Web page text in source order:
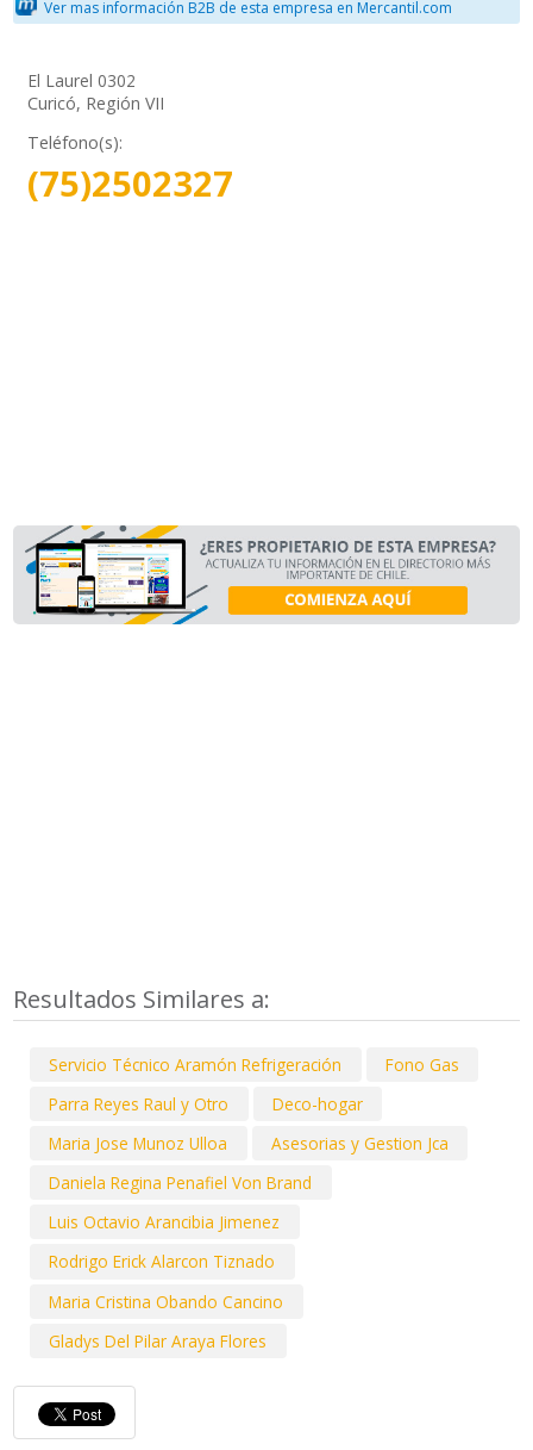
Ver mas información B2B de esta empresa en Mercantil.com
El Laurel 0302
Curicó, Región VII
Teléfono(s):
(75)2502327
Resultados Similares a:
Servicio Técnico Aramón Refrigeración
Fono Gas
Parra Reyes Raul y Otro
Deco-hogar
Maria Jose Munoz Ulloa
Asesorias y Gestion Jca
Daniela Regina Penafiel Von Brand
Luis Octavio Arancibia Jimenez
Rodrigo Erick Alarcon Tiznado
Maria Cristina Obando Cancino
Gladys Del Pilar Araya Flores